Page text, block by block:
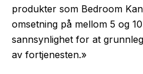
produkter som Bedroom
omsetning på mellom 5 og
sannsynlighet for at
av fortjenesten.»